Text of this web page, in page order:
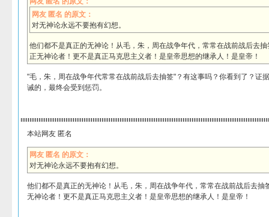
网友 匿名 的原文：
对无神论永远不要抱有幻想。
他们都不是真正的无神论！从毛，朱，周在战争年代，常常在战前战后去
正无神论者！更不是真正马克思主义者！是皇帝思想的继承人！是皇帝！
"毛，朱，周在战争年代常常在战前战后去抽签"？有这事吗？你看到了？证
诫的，最终会受到惩罚。
本站网友 匿名
网友 匿名 的原文：
对无神论永远不要抱有幻想。
他们都不是真正的无神论！从毛，朱，周在战争年代，常常在战前战后去抽
无神论者！更不是真正马克思主义者！是皇帝思想的继承人！是皇帝！